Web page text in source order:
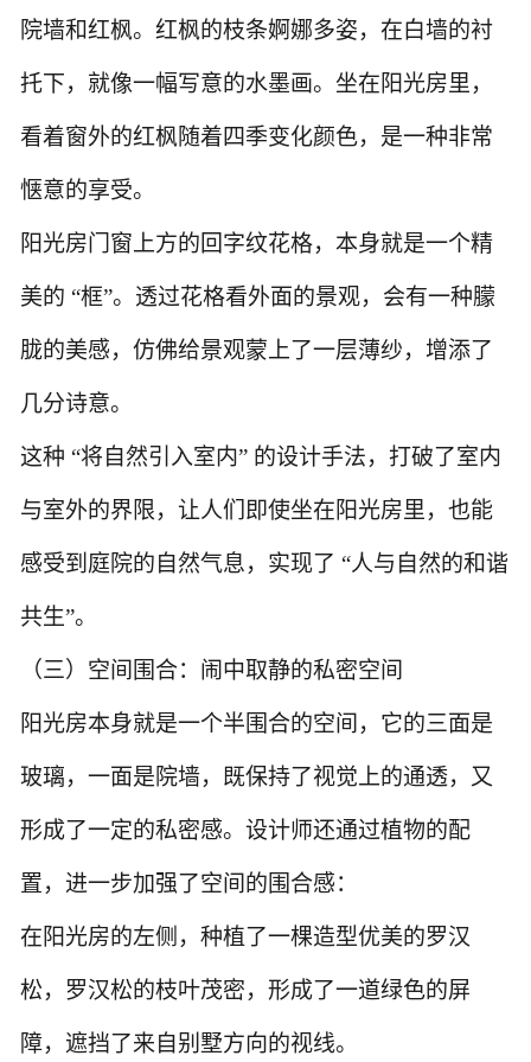
院墙和红枫。红枫的枝条婀娜多姿，在白墙的衬
托下，就像一幅写意的水墨画。坐在阳光房里，
看着窗外的红枫随着四季变化颜色，是一种非常
惬意的享受。
阳光房门窗上方的回字纹花格，本身就是一个精
美的 “框”。透过花格看外面的景观，会有一种朦
胧的美感，仿佛给景观蒙上了一层薄纱，增添了
几分诗意。
这种 “将自然引入室内” 的设计手法，打破了室内
与室外的界限，让人们即使坐在阳光房里，也能
感受到庭院的自然气息，实现了 “人与自然的和谐
共生”。
（三）空间围合：闹中取静的私密空间
阳光房本身就是一个半围合的空间，它的三面是
玻璃，一面是院墙，既保持了视觉上的通透，又
形成了一定的私密感。设计师还通过植物的配
置，进一步加强了空间的围合感：
在阳光房的左侧，种植了一棵造型优美的罗汉
松，罗汉松的枝叶茂密，形成了一道绿色的屏
障，遮挡了来自别墅方向的视线。